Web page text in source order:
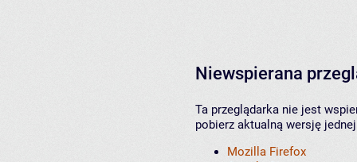
Niewspierana
Ta przeglądarka nie jest
pobierz aktualną wersję
Mozilla Firefox